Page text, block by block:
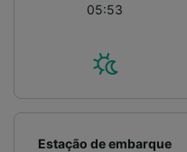
05:53
Estação de embarque